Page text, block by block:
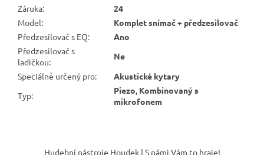
Záruka:
24
Model:
Komplet snímač + předzesilovač
Předzesilovač s EQ:
Ano
Předzesilovač s
ladičkou:
Ne
Speciálně určený pro:
Akustické kytary
Typ:
Piezo, Kombinovaný s
mikrofonem
Hudební nástroje Houdek | S námi Vám to hraje!